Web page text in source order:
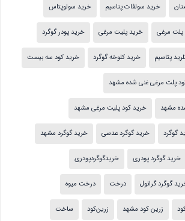
خرید سولفات پتاسیم خرید سولوپتاس
پلت مرغی خرید پلیت مرغی خرید پودر گوگرد
پتاسیم خرید کلوخه گوگرد خرید کود سه بیست
پلت مرغی غنی شده مشهد
مشهد خرید کود پلیت مرغی مشهد
گوگرد خرید گوگرد عدسی خرید گوگرد مشهد
خرید گوگرد پودری خریدگوگردپودری
گوگرد گرانول درخت درخت میوه
زرین کود مشهد زرین‌کود ساخت